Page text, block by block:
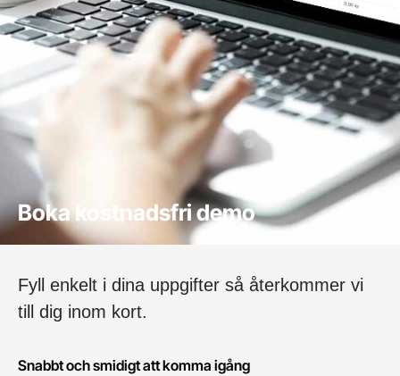
Boka kostnadsfri demo
Fyll enkelt i dina uppgifter så återkommer vi
till dig inom kort.
Snabbt och smidigt att komma igång